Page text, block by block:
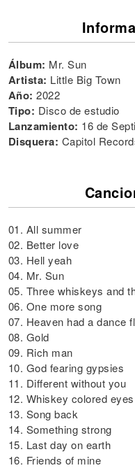
Álbum: Mr. Sun
Artista: Little Big Town
Año: 2022
Tipo: Disco de estudio
Lanzamiento: 16 de
Disquera: Capitol
01. All summer
02. Better love
03. Hell yeah
04. Mr. Sun
05. Three whiskeys and
06. One more song
07. Heaven had a dance
08. Gold
09. Rich man
10. God fearing gypsies
11. Different without you
12. Whiskey colored eyes
13. Song back
14. Something strong
15. Last day on earth
16. Friends of mine